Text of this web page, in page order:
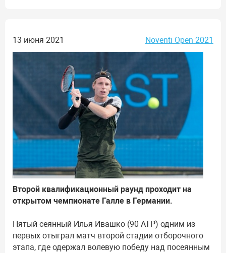
13 июня 2021 Noventi Open 2021
Второй квалификационный раунд проходит на
открытом чемпионате Галле в Германии.
Пятый сеянный Илья Ивашко (90 ATP) одним из
первых отыграл матч второй стадии отборочного
этапа, где одержал волевую победу над посеянным